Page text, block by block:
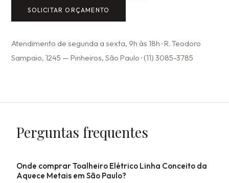
SOLICITAR ORÇAMENTO
Atendimento de segunda a sexta, 9h às 18h · R. Teodoro
Sampaio, 1245 — Pinheiros, São Paulo · (11) 3085-3785
Perguntas frequentes
Onde comprar Toalheiro Elétrico Linha Conceito da
Aquece Metais em São Paulo?